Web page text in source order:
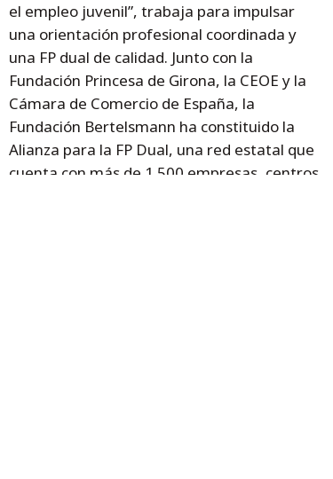
el empleo juvenil”, trabaja para impulsar
una orientación profesional coordinada y
una FP dual de calidad. Junto con la
Fundación Princesa de Girona, la CEOE y la
Cámara de Comercio de España, la
Fundación Bertelsmann ha constituido la
Alianza para la FP Dual, una red estatal que
cuenta con más de 1.500 empresas, centros